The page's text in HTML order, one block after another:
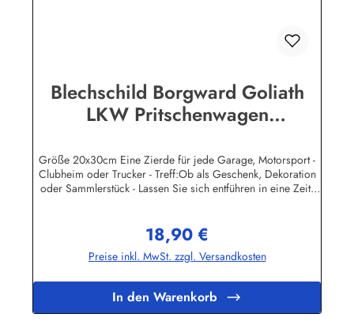
Blechschild Borgward Goliath
LKW Pritschenwagen
Nostalgieschild
Größe 20x30cm Eine Zierde für jede Garage, Motorsport -
Clubheim oder Trucker - Treff:Ob als Geschenk, Dekoration
oder Sammlerstück - Lassen Sie sich entführen in eine Zeit,
Ihren Freunden eine dekorative Erinnerung an die gute alte
Zeit!Wir führen neben den schweren, 3-D geprägten
Reklameschilder - Replikas auch eine große Auswahl
Metallschild günstig online bestellen und auf Rechnung
kaufen.Unsere Blechschilder sind in Super-Qualität aus
hochwertigem Metall (Stahlblech) gefertigt. Die Oberflächen
Regulärer Preis:
18,90 €
Preise inkl. MwSt. zzgl. Versandkosten
In den Warenkorb